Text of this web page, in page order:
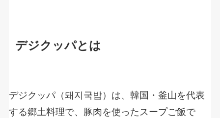
デジクッパとは
デジクッパ（돼지국밥）は、韓国・釜山を代表
する郷土料理で、豚肉を使ったスープご飯で